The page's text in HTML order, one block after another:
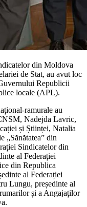
din Moldova
de Stat, au avut loc
Republicii
locale (APL).
ramurale au
Nadejda Lavric,
și Științei, Natalia
„Sănătatea” din
Sindicatelor din
al Federației
din Republica
al Federației
Lungu, președinte al
și a Angajaților